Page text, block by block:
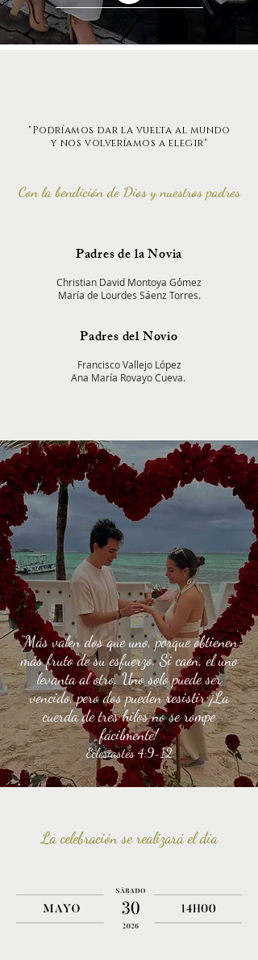
"Podríamos dar la vuelta al mundo
y nos volveríamos a elegir"
Con labendiciónde Diosy nuestros padres
Padres de la Novia
Christian David Montoya Gómez
María de Lourdes Sáenz Torres.
Padres del Novio
Francisco Vallejo López
Ana María Rovayo Cueva.
“Más valen dos que uno, porque obtienen
más fruto de su esfuerzo. Si caen, el uno
levanta al otro. Uno solo puede ser
vencido, pero dos pueden resistir ¡La
cuerda de tres hilos no se rompe
fácilmente!
Eclesiastés 4:9-12
Lacelebraciónse realizará el día